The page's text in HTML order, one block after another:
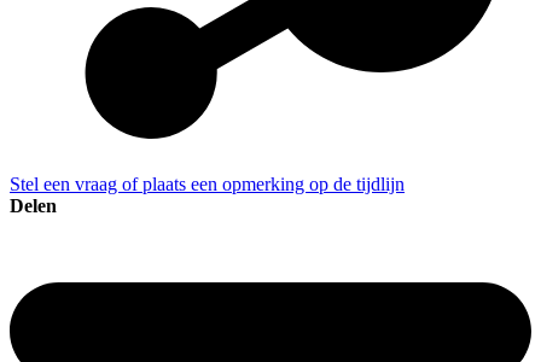
Stel een vraag of plaats een opmerking op de tijdlijn
Delen